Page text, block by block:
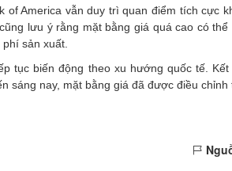
of America vẫn duy trì quan điểm tích cực
lưu ý rằng mặt bằng giá quá cao có
sản xuất.
tục biến động theo xu hướng quốc tế.
sáng nay, mặt bằng giá đã được điều